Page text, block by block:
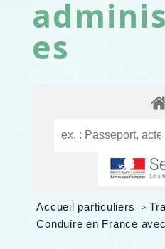
es
Accueil particuliers >
Conduire en France